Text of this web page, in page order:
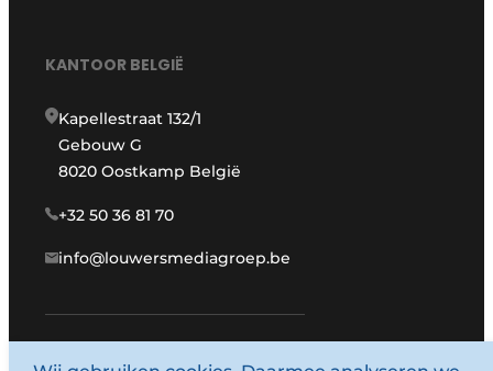
KANTOOR BELGIË
Kapellestraat 132/1
Gebouw G
8020 Oostkamp België
+32 50 36 81 70
info@louwersmediagroep.be